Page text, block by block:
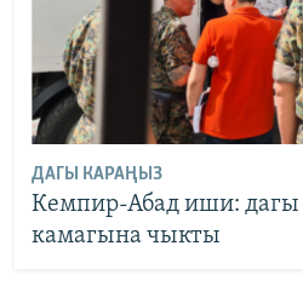
ДАГЫ КАРАҢЫЗ
Кемпир-Абад иши:
камагына чыкты